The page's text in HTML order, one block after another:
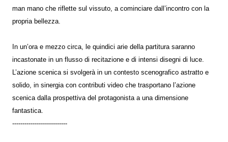
man mano che riflette sul vissuto, a cominciare dall’incontro con la
propria bellezza.
In un’ora e mezzo circa, le quindici arie della partitura saranno
incastonate in un flusso di recitazione e di intensi disegni di luce.
L’azione scenica si svolgerà in un contesto scenografico astratto e
solido, in sinergia con contributi video che trasportano l’azione
scenica dalla prospettiva del protagonista a una dimensione
fantastica.
---------------------------